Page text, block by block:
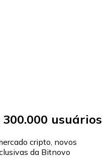
usuários
cripto, novos
da Bitnovo